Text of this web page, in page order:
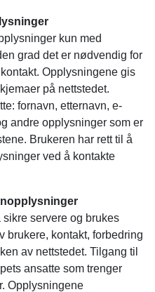
kun med
grad det er nødvendig for
Opplysningene gis
på nettstedet.
fornavn, etternavn, e-
andre opplysninger som er
Brukeren har rett til å
ved å kontakte
servere og brukes
brukere, kontakt, forbedring
av nettstedet. Tilgang til
ansatte som trenger
Opplysningene